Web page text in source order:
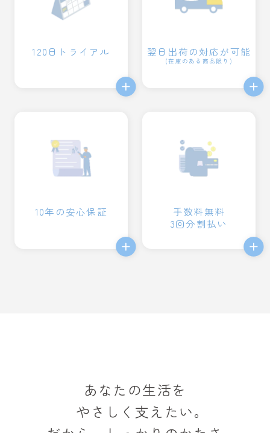
120日トライアル 翌日出荷の対応が可能
(在庫のある商品限り)
10年の安心保証
手数料無料
3回分割払い
あなたの生活を
やさしく支えたい。